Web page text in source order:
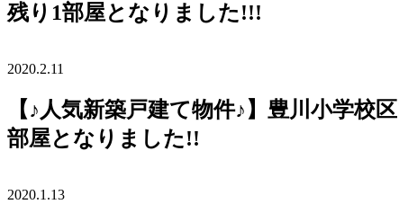
残り1部屋となりました!!!
2020.2.11
【♪人気新築戸建て物件♪】豊川小学
部屋となりました!!
2020.1.13